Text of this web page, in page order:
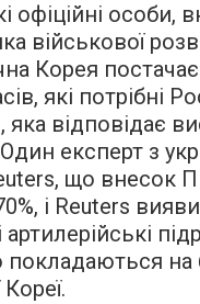
офіційні особи,
військової
Корея
які потрібні
яка відповідає
експерт з
що внесок
і Reuters
артилерійські
покладаються на
Кореї.